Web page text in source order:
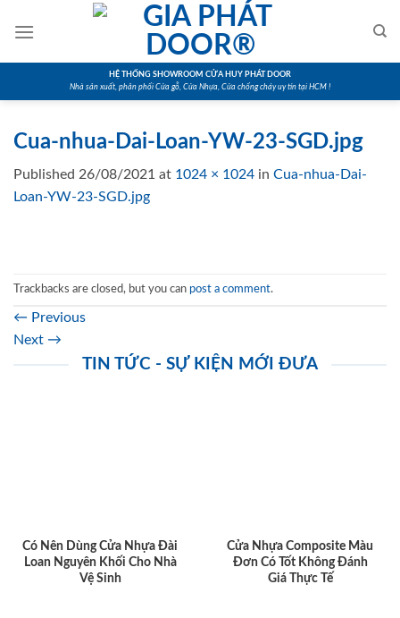
HỆ THỐNG SHOWROOM CỬA HUY PHÁT DOOR
Nhà sản xuất, phân phối Cửa gỗ, Cửa Nhựa, Cửa chống cháy uy tín tại HCM !
Cua-nhua-Dai-Loan-YW-23-SGD.jpg
Published 26/08/2021 at 1024 × 1024 in Cua-nhua-Dai-
Loan-YW-23-SGD.jpg
Trackbacks are closed, but you can post a comment.
← Previous
Next →
TIN TỨC - SỰ KIỆN MỚI ĐƯA
Có Nên Dùng Cửa Nhựa Đài
Loan Nguyên Khối Cho Nhà
Vệ Sinh
Cửa Nhựa Composite Màu
Đơn Có Tốt Không Đánh
Giá Thực Tế